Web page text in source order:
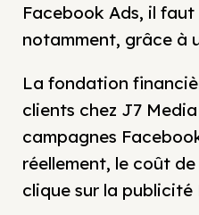
Facebook Ads, il
notamment, grâce à
La fondation
clients chez J7
campagnes
réellement, le coût
clique sur la publicité